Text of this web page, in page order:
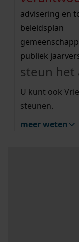
vergunningen
beeld en geluid
uitleg
Wij helpen u
bekijk alle
Wij helpen u
bekijk alle
bekijk ons
advisering en
beleidsplan
publiek
steun het
U kunt ook
steunen.
meer weten
Mijn Studiezaal